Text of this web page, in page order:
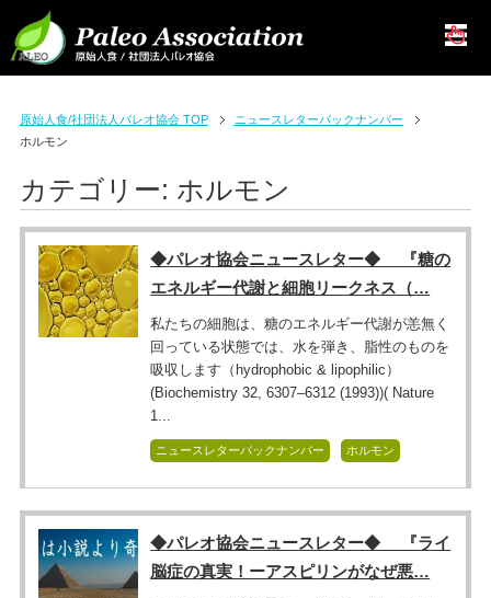
原始人食/社団法人パレオ協会 TOP
ニュースレターバックナンバー
ホルモン
カテゴリー: ホルモン
◆パレオ協会ニュースレター◆ 『糖の
エネルギー代謝と細胞リークネス（…
私たちの細胞は、糖のエネルギー代謝が恙無く
回っている状態では、水を弾き、脂性のものを
吸収します（hydrophobic & lipophilic）
(Biochemistry 32, 6307–6312 (1993))( Nature
1...
ニュースレターバックナンバー ホルモン
◆パレオ協会ニュースレター◆ 『ライ
脳症の真実！ーアスピリンがなぜ悪…